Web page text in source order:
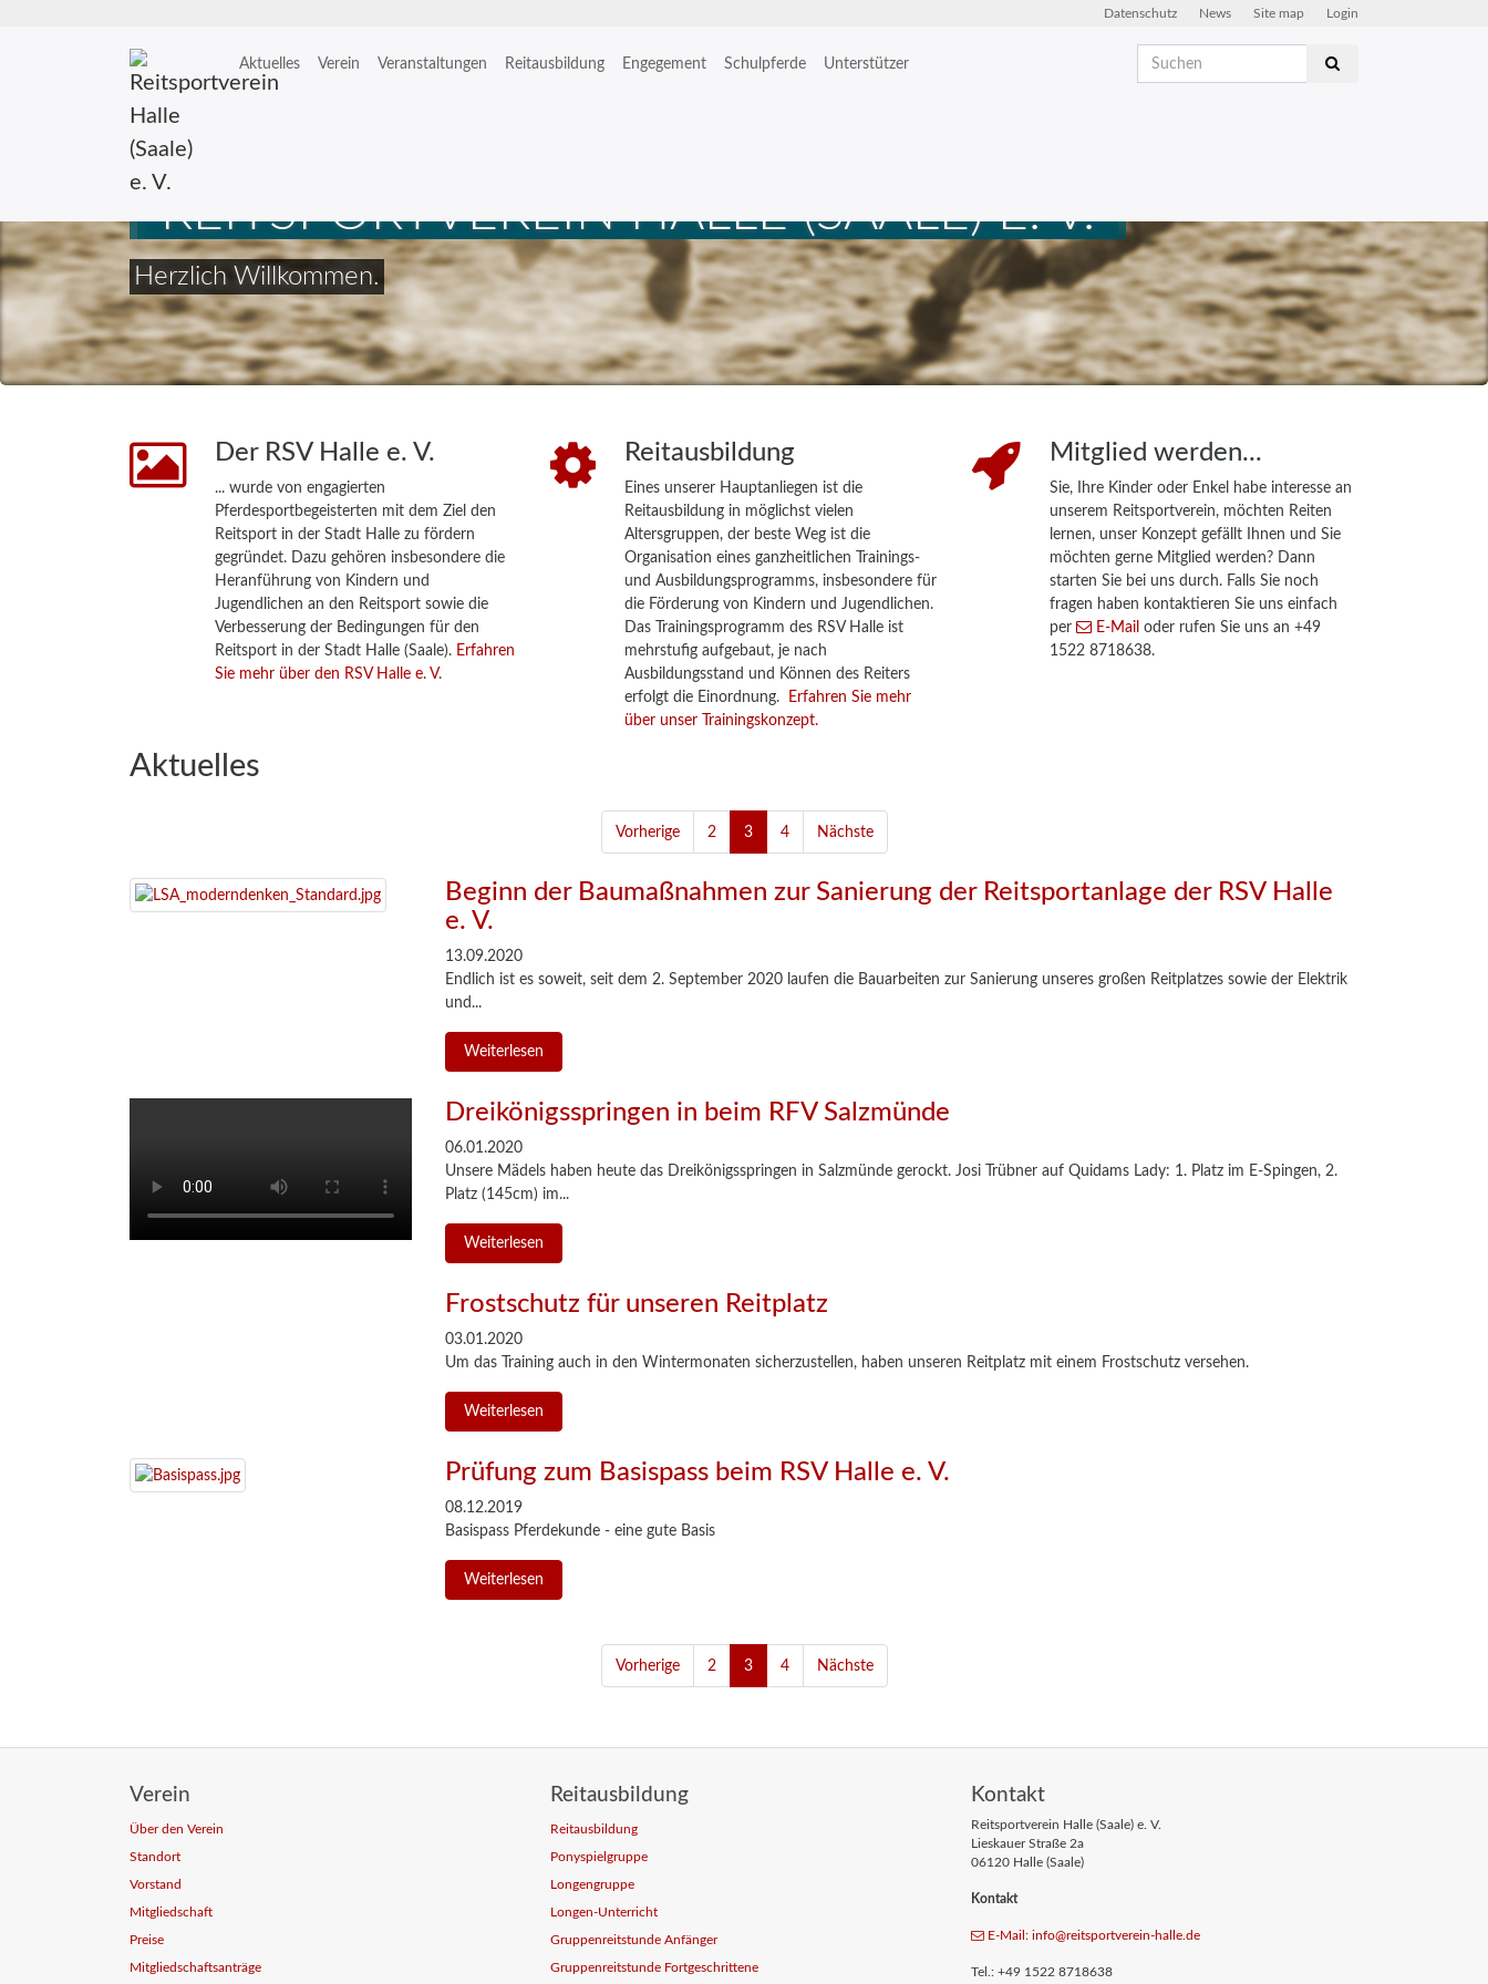
Datenschutz News Site map Login
Aktuelles Verein Veranstaltungen Reitausbildung Engegement Schulpferde Unterstützer
REITSPORTVEREIN HALLE (SAALE) E. V.
Herzlich Willkommen.
Der RSV Halle e. V.
... wurde von engagierten
Pferdesportbegeisterten mit dem Ziel den
Reitsport in der Stadt Halle zu fördern
gegründet. Dazu gehören insbesondere die
Heranführung von Kindern und
Jugendlichen an den Reitsport sowie die
Verbesserung der Bedingungen für den
Reitsport in der Stadt Halle (Saale). Erfahren
Sie mehr über den RSV Halle e. V.
Reitausbildung
Eines unserer Hauptanliegen ist die
Reitausbildung in möglichst vielen
Altersgruppen, der beste Weg ist die
Organisation eines ganzheitlichen Trainings-
und Ausbildungsprogramms, insbesondere für
die Förderung von Kindern und Jugendlichen.
Das Trainingsprogramm des RSV Halle ist
mehrstufig aufgebaut, je nach
Ausbildungsstand und Können des Reiters
erfolgt die Einordnung.
Erfahren Sie mehr
über unser Trainingskonzept.
Mitglied werden...
Sie, Ihre Kinder oder Enkel habe interesse an
unserem Reitsportverein, möchten Reiten
lernen, unser Konzept gefällt Ihnen und Sie
möchten gerne Mitglied werden? Dann
starten Sie bei uns durch. Falls Sie noch
fragen haben kontaktieren Sie uns einfach
per
E-Mail oder rufen Sie uns an +49
1522 8718638.
Aktuelles
Vorherige 2 3 4 Nächste
Beginn der Baumaßnahmen zur Sanierung der Reitsportanlage der RSV Halle
e. V.
13.09.2020
Endlich ist es soweit, seit dem 2. September 2020 laufen die Bauarbeiten zur Sanierung unseres großen Reitplatzes sowie der Elektrik
und...
Weiterlesen
Dreikönigsspringen in beim RFV Salzmünde
06.01.2020
Unsere Mädels haben heute das Dreikönigsspringen in Salzmünde gerockt. Josi Trübner auf Quidams Lady: 1. Platz im E-Spingen, 2.
Platz (145cm) im...
Weiterlesen
Frostschutz für unseren Reitplatz
03.01.2020
Um das Training auch in den Wintermonaten sicherzustellen, haben unseren Reitplatz mit einem Frostschutz versehen.
Weiterlesen
Prüfung zum Basispass beim RSV Halle e. V.
08.12.2019
Basispass Pferdekunde - eine gute Basis
Weiterlesen
Vorherige 2 3 4 Nächste
Verein
Über den Verein
Standort
Vorstand
Mitgliedschaft
Preise
Mitgliedschaftsanträge
Reitausbildung
Reitausbildung
Ponyspielgruppe
Longengruppe
Longen-Unterricht
Gruppenreitstunde Anfänger
Gruppenreitstunde Fortgeschrittene
Kontakt
Reitsportverein Halle (Saale) e. V.
Lieskauer Straße 2a
06120 Halle (Saale)
Kontakt
E-Mail: info@reitsportverein-halle.de
Tel.: +49 1522 8718638